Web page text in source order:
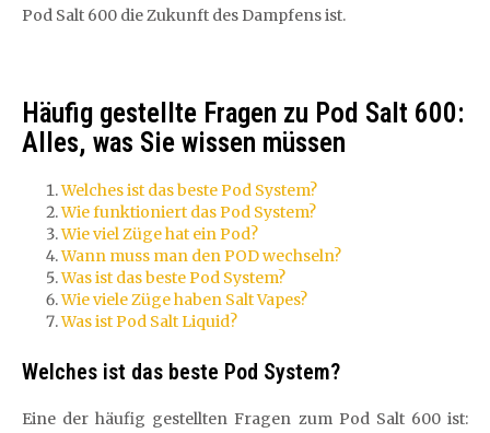
Pod Salt 600 die Zukunft des Dampfens ist.
Häufig gestellte Fragen zu Pod Salt 600:
Alles, was Sie wissen müssen
Welches ist das beste Pod System?
Wie funktioniert das Pod System?
Wie viel Züge hat ein Pod?
Wann muss man den POD wechseln?
Was ist das beste Pod System?
Wie viele Züge haben Salt Vapes?
Was ist Pod Salt Liquid?
Welches ist das beste Pod System?
Eine der häufig gestellten Fragen zum Pod Salt 600 ist: